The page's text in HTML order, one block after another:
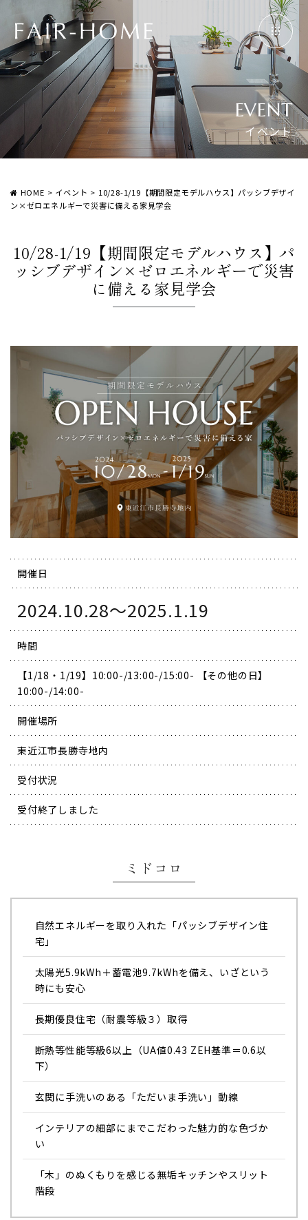
EVENT
イベント
HOME > イベント > 10/28-1/19【期間限定モデルハウス】パッシブデザイ
ン×ゼロエネルギーで災害に備える家見学会
10/28-1/19【期間限定モデルハウス】パ
ッシブデザイン×ゼロエネルギーで災害
に備える家見学会
開催日
2024.10.28～2025.1.19
時間
【1/18・1/19】10:00-/13:00-/15:00- 【その他の日】
10:00-/14:00-
開催場所
東近江市長勝寺地内
受付状況
受付終了しました
ミドコロ
自然エネルギーを取り入れた「パッシブデザイン住
宅」
太陽光5.9kWh＋蓄電池9.7kWhを備え、いざという
時にも安心
長期優良住宅（耐震等級３）取得
断熱等性能等級6以上（UA値0.43 ZEH基準＝0.6以
下）
玄関に手洗いのある「ただいま手洗い」動線
インテリアの細部にまでこだわった魅力的な色づか
い
「木」のぬくもりを感じる無垢キッチンやスリット
階段